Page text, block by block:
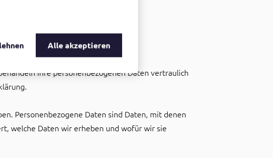
Ihre personenbezogenen Daten vertraulich
Personenbezogene Daten sind Daten, mit denen
welche Daten wir erheben und wofür wir sie
Alle akzeptieren